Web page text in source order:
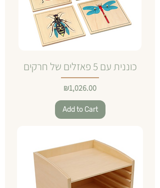
כוננית עם 5 פאזלים של חרקים
Price
₪1,026.00
Add to Cart